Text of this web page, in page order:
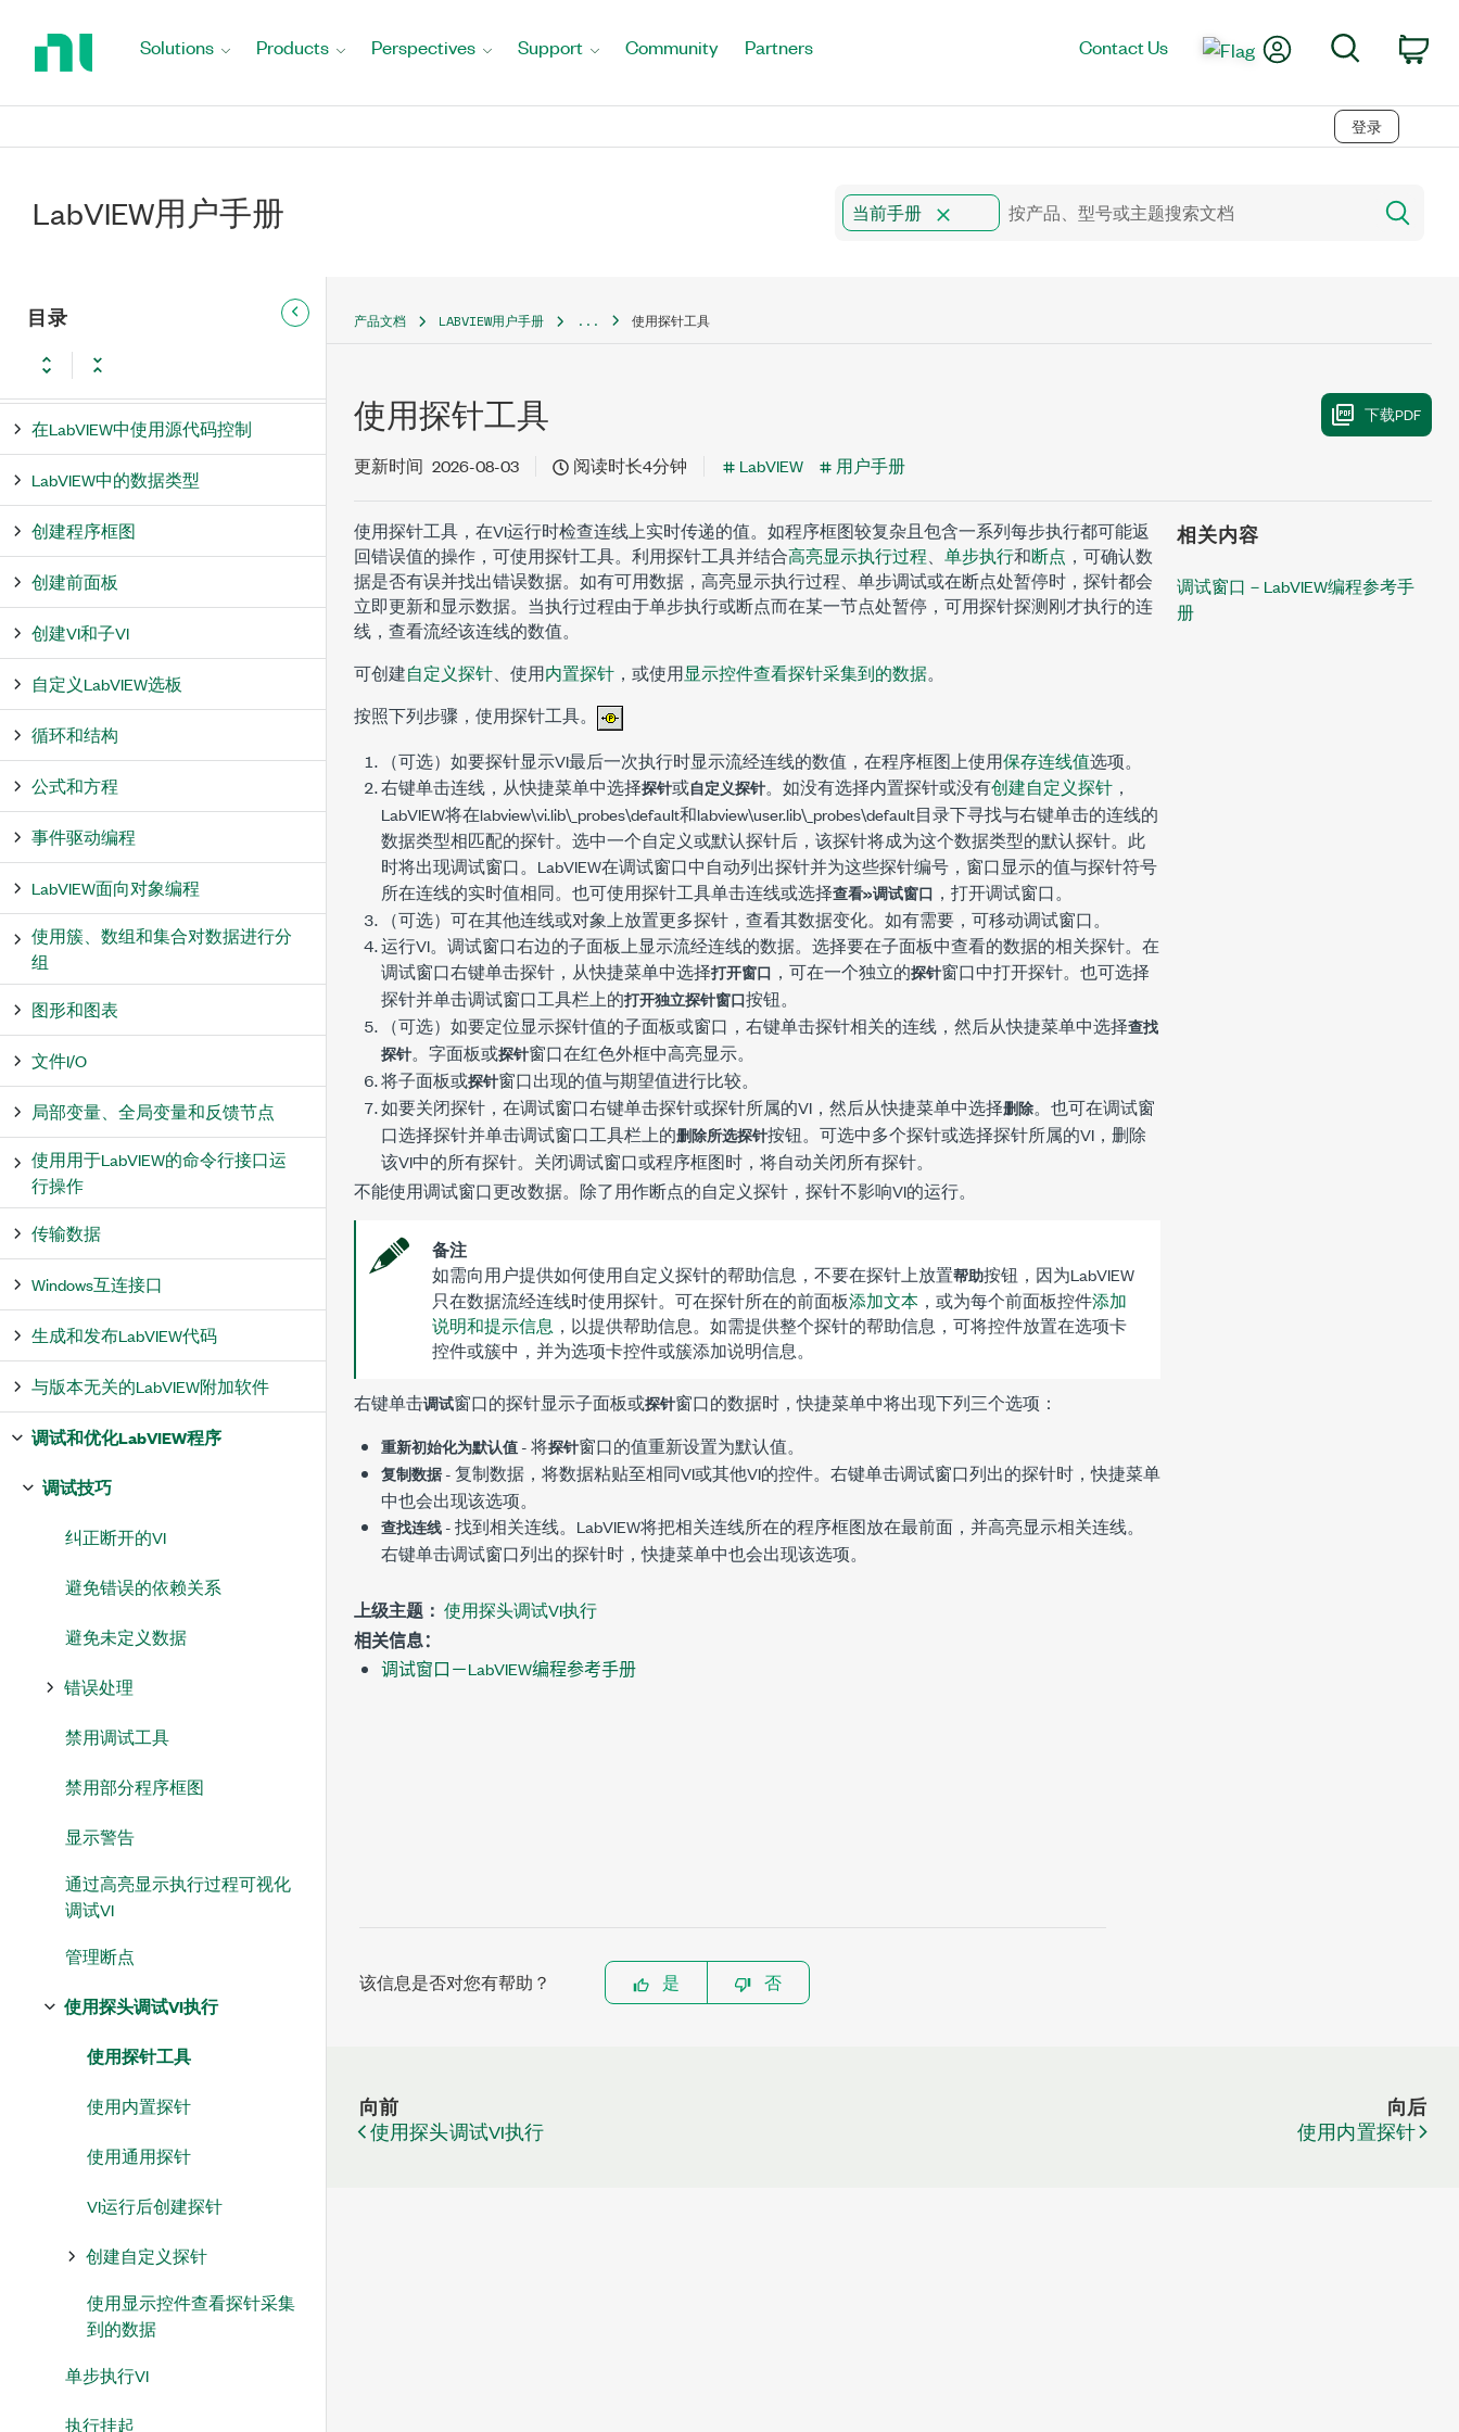
Solutions Products Perspectives Support Community Partners Contact Us My AccountSearch
登录
LabVIEW用户手册 当前手册
目录
LabVIEW扩展支持版本的更新和改
LabVIEW升级
得心应手地使用LabVIEW
使用LabVIEW范例、VI模板、项目
模板和示例项目
以无头运行模式运行LabVIEW
使用项目和终端
在LabVIEW中使用源代码控制
LabVIEW中的数据类型
创建程序框图
创建前面板
创建VI和子VI
自定义LabVIEW选板
循环和结构
公式和方程
事件驱动编程
LabVIEW面向对象编程
使用簇、数组和集合对数据进行分
组
图形和图表
文件I/O
局部变量、全局变量和反馈节点
使用用于LabVIEW的命令行接口运
行操作
传输数据
Windows互连接口
生成和发布LabVIEW代码
与版本无关的LabVIEW附加软件
调试和优化LabVIEW程序
调试技巧
纠正断开的VI
避免错误的依赖关系
避免未定义数据
错误处理
禁用调试工具
禁用部分程序框图
显示警告
通过高亮显示执行过程可视化
调试VI
管理断点
使用探头调试VI执行
使用探针工具
使用内置探针
使用通用探针
VI运行后创建探针
创建自定义探针
使用显示控件查看探针采集
到的数据
单步执行VI
执行挂起
产品文档 LABVIEW用户手册 ... 使用探针工具
使用探针工具
更新时间 2026-08-03 阅读时长4分钟 LabVIEW 用户手册
使用探针工具，在VI运行时检查连线上实时传递的值。如程序框图较复杂且包含一系列每步执行都可能返
回错误值的操作，可使用探针工具。利用探针工具并结合高亮显示执行过程 单步执行和断点 ，可确认数
据是否有误并找出错误数据。如有可用数据，高亮显示执行过程、单步调试或在断点处暂停时，探针都会
立即更新和显示数据。当执行过程由于单步执行或断点而在某一节点处暂停，可用探针探测刚才执行的连
线，查看流经该连线的数值。
可创建自定义探针 、使用内置探针 ，或使用显示控件查看探针采集到的数据。
按照下列步骤，使用探针工具。
（可选）如要探针显示VI最后一次执行时显示流经连线的数值，在程序框图上使用保存连线值选项。
右键单击连线，从快捷菜单中选择探针或自定义探针。如没有选择内置探针或没有创建自定义探针 ，
LabVIEW将在labview\vi.lib\_probes\default和labview\user.lib\_probes\default目录下寻找与右键单击的连线的
数据类型相匹配的探针。选中一个自定义或默认探针后，该探针将成为这个数据类型的默认探针。此
时将出现调试窗口。LabVIEW在调试窗口中自动列出探针并为这些探针编号，窗口显示的值与探针符号
所在连线的实时值相同。也可使用探针工具单击连线或选择查看»调试窗口 ，打开调试窗口。
（可选）可在其他连线或对象上放置更多探针，查看其数据变化。如有需要，可移动调试窗口。
运行VI。 调试窗口右边的子面板上显示流经连线的数据。选择要在子面板中查看的数据的相关探针。在
调试窗口右键单击探针，从快捷菜单中选择打开窗口 ，可在一个独立的探针窗口中打开探针。也可选择
探针并单击调试窗口工具栏上的打开独立探针窗口按钮。
（可选）如要定位显示探针值的子面板或窗口，右键单击探针相关的连线，然后从快捷菜单中选择查找
探针。字面板或探针窗口在红色外框中高亮显示。
将子面板或探针窗口出现的值与期望值进行比较。
如要关闭探针，在调试窗口右键单击探针或探针所属的VI，然后从快捷菜单中选择删除。也可在调试窗
口选择探针并单击调试窗口工具栏上的删除所选探针按钮。可选中多个探针或选择探针所属的VI，删除
该VI中的所有探针。关闭调试窗口或程序框图时，将自动关闭所有探针。
不能使用调试窗口更改数据。除了用作断点的自定义探针，探针不影响VI的运行。
备注
如需向用户提供如何使用自定义探针的帮助信息，不要在探针上放置帮助按钮，因为LabVIEW
只在数据流经连线时使用探针。可在探针所在的前面板添加文本 ，或为每个前面板控件添加
说明和提示信息 ，以提供帮助信息。如需提供整个探针的帮助信息，可将控件放置在选项卡
控件或簇中，并为选项卡控件或簇添加说明信息。
右键单击调试窗口的探针显示子面板或探针窗口的数据时，快捷菜单中将出现下列三个选项：
重新初始化为默认值- 将探针窗口的值重新设置为默认值。
复制数据- 复制数据，将数据粘贴至相同VI或其他VI的控件。右键单击调试窗口列出的探针时，快捷菜单
中也会出现该选项。
查找连线- 找到相关连线。LabVIEW将把相关连线所在的程序框图放在最前面，并高亮显示相关连线。
右键单击调试窗口列出的探针时，快捷菜单中也会出现该选项。
上级主题： 使用探头调试VI执行
相关信息：
调试窗口－LabVIEW编程参考手册
相关内容
调试窗口－LabVIEW编程参考手
册
该信息是否对您有帮助？ 是 否
向前
使用探头调试VI执行
向后
使用内置探针